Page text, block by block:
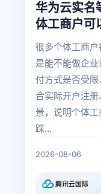
华为云实名
体工商户可
很多个体工商
是能不能做企
付方式是否受
合实际开户注
景，说明个体
踩...
2026-08-06